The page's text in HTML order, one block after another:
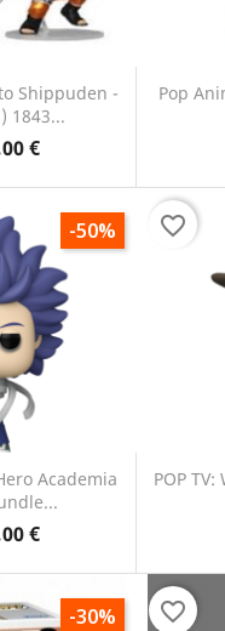
Shippuden -
1843...
€
Pop
Academia
€
-50%
POP TV:
favorite_border
-30% favorite_border